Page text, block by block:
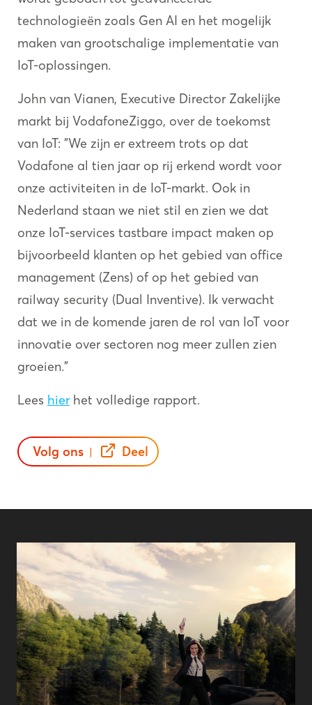
technologieën zoals Gen AI en het mogelijk
maken van grootschalige implementatie van
IoT-oplossingen.
John van Vianen, Executive Director Zakelijke
markt bij VodafoneZiggo, over de toekomst
van IoT: "We zijn er extreem trots op dat
Vodafone al tien jaar op rij erkend wordt voor
onze activiteiten in de IoT-markt. Ook in
Nederland staan we niet stil en zien we dat
onze IoT-services tastbare impact maken op
bijvoorbeeld klanten op het gebied van office
management (Zens) of op het gebied van
railway security (Dual Inventive). Ik verwacht
dat we in de komende jaren de rol van IoT voor
innovatie over sectoren nog meer zullen zien
groeien."
Lees hier het volledige rapport.
Volg ons | Deel